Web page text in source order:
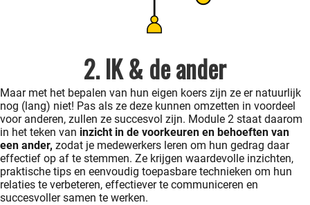
2. IK & de ander
Maar met het bepalen van hun eigen koers zijn ze er natuurlijk
nog (lang) niet! Pas als ze deze kunnen omzetten in voordeel
voor anderen, zullen ze succesvol zijn. Module 2 staat daarom
in het teken van inzicht in de voorkeuren en behoeften van
een ander, zodat je medewerkers leren om hun gedrag daar
effectief op af te stemmen. Ze krijgen waardevolle inzichten,
praktische tips en eenvoudig toepasbare technieken om hun
relaties te verbeteren, effectiever te communiceren en
succesvoller samen te werken.